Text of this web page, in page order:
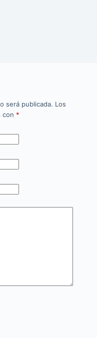
será publicada. Los
con *